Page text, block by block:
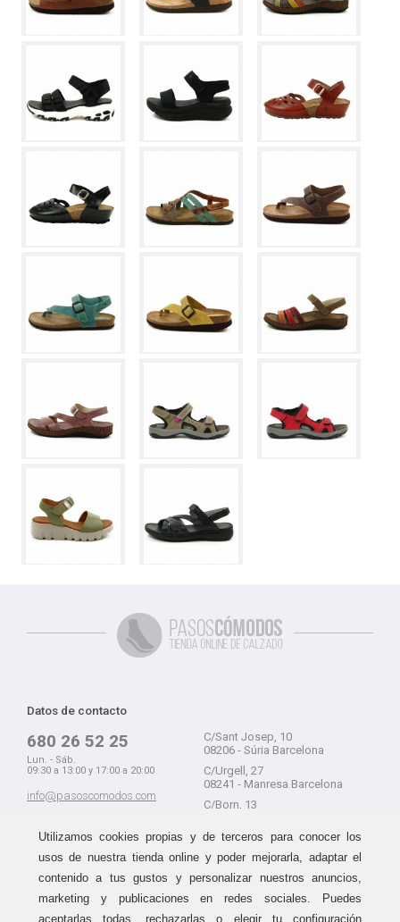
Datos de contacto
680 26 52 25
Lun. - Sáb.
09:30 a 13:00 y 17:00 a 20:00
info@pasoscomodos.com
C/Sant Josep, 10
08206 - Súria Barcelona
C/Urgell, 27
08241 - Manresa Barcelona
C/Born, 13
Guía de compra Devolución sin problemas
Utilizamos cookies propias y de terceros para conocer los
usos de nuestra tienda online y poder mejorarla, adaptar el
contenido a tus gustos y personalizar nuestros anuncios,
marketing y publicaciones en redes sociales. Puedes
aceptarlas todas, rechazarlas o elegir tu configuración